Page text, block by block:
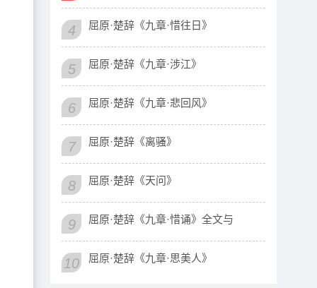
4 屈原·楚辞《九章·惜往日》
5 屈原·楚辞《九章·涉江》
6 屈原·楚辞《九章·悲回风》
7 屈原·楚辞《离骚》
8 屈原·楚辞《天问》
9 屈原·楚辞《九章·惜诵》全文与
10 屈原·楚辞《九章·思美人》